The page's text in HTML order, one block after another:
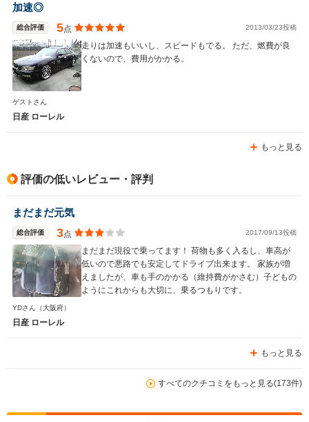
加速◎
総合評価 5点 2013/03/23投稿
走りは加速もいいし、スピードもでる。 ただ、燃費が良
くないので、費用がかかる。
ゲストさん
日産 ローレル
もっと見る
評価の低いレビュー・評判
まだまだ元気
総合評価 3点 2017/09/13投稿
まだまだ現役で乗ってます！ 荷物も多く入るし、車高が
低いので悪路でも安定してドライブ出来ます。 家族が増
えましたが、車も手のかかる（維持費がかさむ）子どもの
ようにこれからも大切に、乗るつもりです。
YDさん （大阪府）
日産 ローレル
もっと見る
すべてのクチコミをもっと見る(173件)